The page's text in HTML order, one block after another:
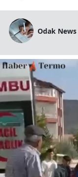
Odak News